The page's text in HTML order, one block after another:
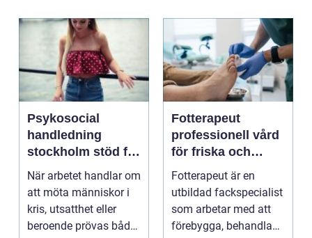
Psykosocial
handledning
stockholm stöd för
hållbart arbete
med människor
När arbetet handlar om
att möta människor i
kris, utsatthet eller
beroende prövas både
Fotterapeut
professionell vård
för friska och
starkare fötter
Fotterapeut är en
utbildad fackspecialist
som arbetar med att
förebygga, behandla